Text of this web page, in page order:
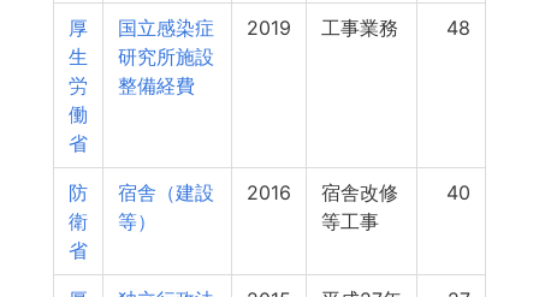
厚
生
労
働
省
国立感染症
研究所施設
整備経費
2019 工事業務 48
防
衛
省
宿舎（建設
等）
2016
宿舎改修
等工事
40